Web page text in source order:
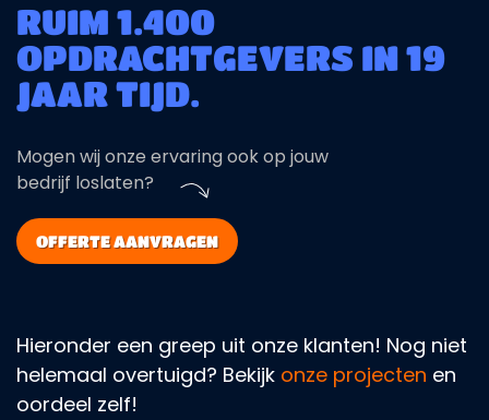
RUIM 1.400
OPDRACHTGEVERS IN 19
JAAR TIJD.
Mogen wij onze ervaring ook op jouw
bedrijf loslaten?
OFFERTE AANVRAGEN
Hieronder een greep uit onze klanten! Nog niet
helemaal overtuigd? Bekijk onze projecten en
oordeel zelf!